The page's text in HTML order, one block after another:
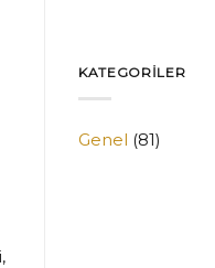
KATEGORILER
Genel (81)